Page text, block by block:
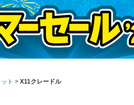
ト > X11クレードル